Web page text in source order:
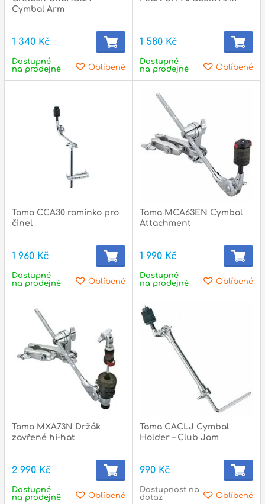
Cymbal Arm
1 340 Kč
Oblíbené
Dostupné
na prodejně
1 580 Kč
Oblíbené
Dostupné
na prodejně
Tama CCA30 ramínko pro
činel
1 960 Kč
Oblíbené
Dostupné
na prodejně
Tama MCA63EN Cymbal
Attachment
1 990 Kč
Oblíbené
Dostupné
na prodejně
Tama MXA73N Držák
zavřené hi-hat
2 990 Kč
Oblíbené
Dostupné
na prodejně
Tama CACLJ Cymbal
Holder – Club Jam
990 Kč
Oblíbené
Dostupnost na
dotaz